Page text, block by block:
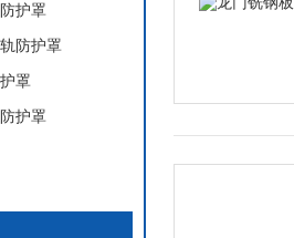
护罩
防护罩
罩
护罩